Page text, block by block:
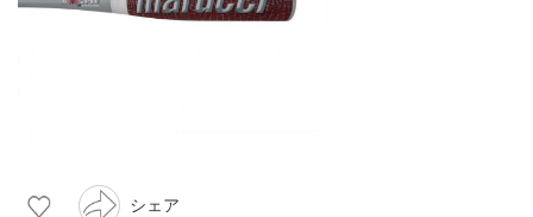
シェア